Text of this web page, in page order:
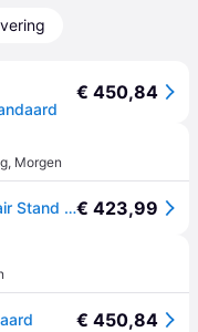
€ 450,84
, Morgen
Feedback Pro Mechanic Hd Bike Repair Stand Zilver€ 423,99
€ 450,84